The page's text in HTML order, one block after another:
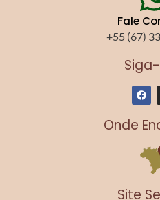
Fale
+55 (67)
F
a
c
e
b
o
k
Onde
Site